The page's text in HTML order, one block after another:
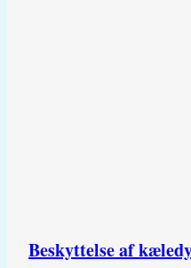
Beskyttelse af